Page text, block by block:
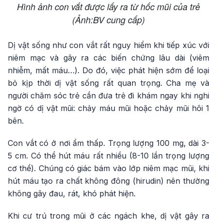
Hình ảnh con vắt được lấy ra từ hốc mũi của trẻ
(Ảnh:BV cung cấp)
Dị vật sống như con vắt rất nguy hiểm khi tiếp xúc với
niêm mạc và gây ra các biến chứng lâu dài (viêm
nhiễm, mất máu…). Do đó, việc phát hiện sớm để loại
bỏ kịp thời dị vật sống rất quan trọng. Cha mẹ và
người chăm sóc trẻ cần đưa trẻ đi khám ngay khi nghi
ngờ có dị vật mũi: chảy máu mũi hoặc chảy mũi hôi 1
bên.
Con vắt có ở nơi ẩm thấp. Trọng lượng 100 mg, dài 3-
5 cm. Có thể hút máu rất nhiều (8-10 lần trọng lượng
cơ thể). Chúng có giác bám vào lớp niêm mạc mũi, khi
hút máu tạo ra chất không đông (hirudin) nên thường
không gây đau, rát, khó phát hiện.
Khi cư trú trong mũi ở các ngách khe, dị vật gây ra